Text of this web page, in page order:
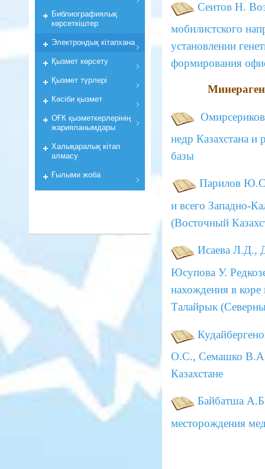
Сеитов Н.
мобилистского
установлении
формирования
недр Казахстана и
базы
Парилов
и всего Западно-
(Восточный
Исаева Л.Д.,
Юсупова У.
нахождения в коре
Талайрык
О.С., Семашко
Казахстане
Байбатша
месторождения
Библиографиялық
көрсеткiштер
Электрондық кiтапхана
Қызмет көрсету
Қызмет түрлері
Кәсіби қызмет
ОҒК қызметкерлерiнiң
жарияланымдары
Халықаралық кітап
алмасу
Ғылыми жоба